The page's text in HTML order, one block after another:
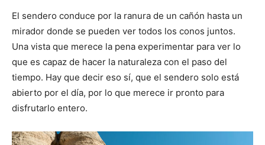
El sendero conduce por la ranura de un cañón hasta un
mirador donde se pueden ver todos los conos juntos.
Una vista que merece la pena experimentar para ver lo
que es capaz de hacer la naturaleza con el paso del
tiempo. Hay que decir eso sí, que el sendero solo está
abierto por el día, por lo que merece ir pronto para
disfrutarlo entero.